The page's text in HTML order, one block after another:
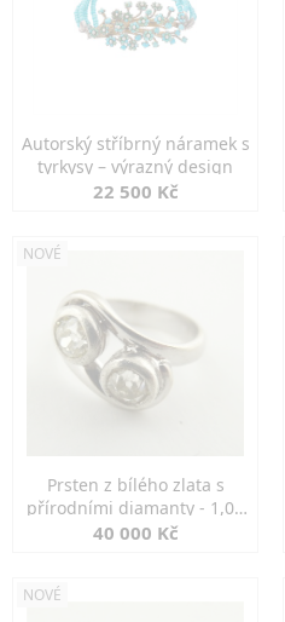
Autorský stříbrný náramek s
tyrkysy – výrazný design
22 500 Kč
NOVÉ
Prsten z bílého zlata s
přírodními diamanty - 1,00
ct
40 000 Kč
NOVÉ